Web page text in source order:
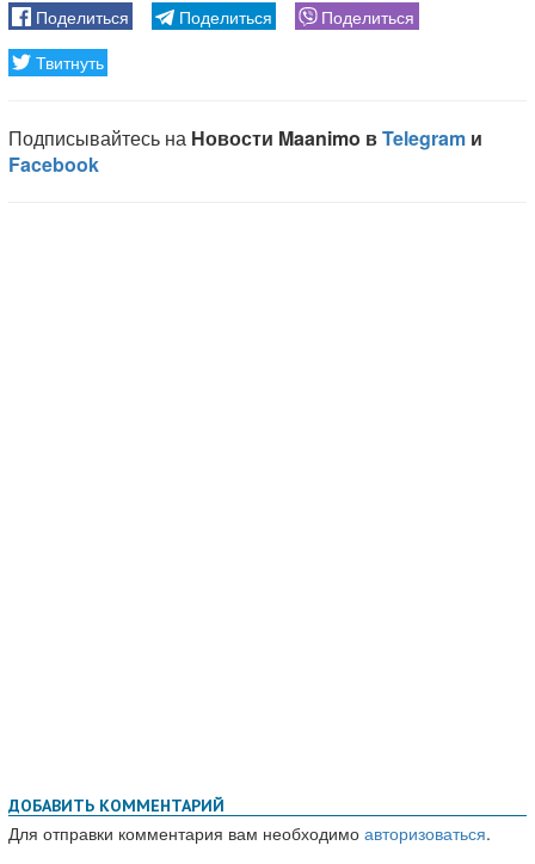
ДОБАВИТЬ КОММЕНТАРИЙ
Для отправки комментария вам необходимо авторизоваться.